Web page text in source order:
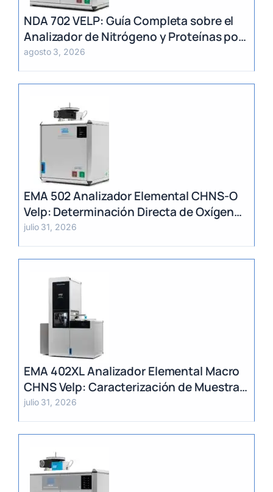
NDA 702 VELP: Guía Completa sobre el
Analizador de Nitrógeno y Proteínas por
Método Dumas
agosto 3, 2026
EMA 502 Analizador Elemental CHNS-O
Velp: Determinación Directa de Oxígeno
y Análisis Multiparámetro
julio 31, 2026
EMA 402XL Analizador Elemental Macro
CHNS Velp: Caracterización de Muestras
Heterogéneas y Grandes Volúmenes
julio 31, 2026